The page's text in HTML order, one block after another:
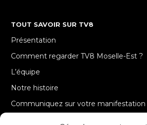
TOUT SAVOIR SUR TV8
Présentation
Comment regarder TV8 Moselle-Est ?
L’équipe
Notre histoire
Communiquez sur votre manifestation